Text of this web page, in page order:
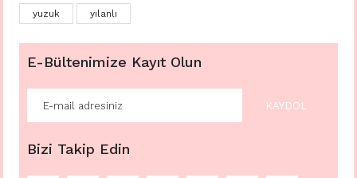
yuzuk
yılanlı
E-Bültenimize Kayıt Olun
KAYDOL
Bizi Takip Edin